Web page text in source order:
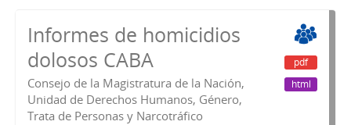
Informes de homicidios
dolosos CABA
Consejo de la Magistratura de la Nación,
Unidad de Derechos Humanos, Género,
Trata de Personas y Narcotráfico
pdf
html